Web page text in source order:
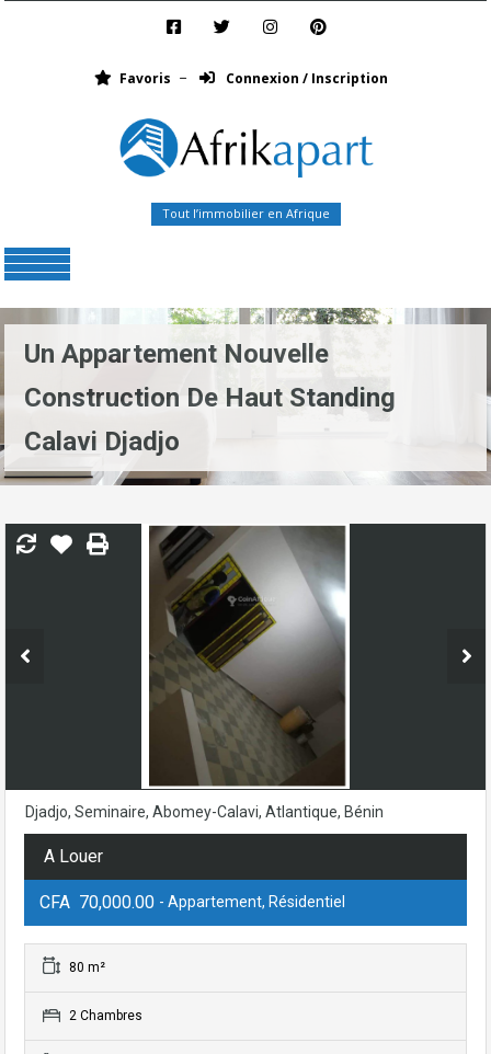
Favoris Connexion / Inscription
Tout l’immobilier en Afrique
Un Appartement Nouvelle
Construction De Haut Standing
Calavi Djadjo
Djadjo, Seminaire, Abomey-Calavi, Atlantique, Bénin
A Louer
CFA 70,000.00 - Appartement, Résidentiel
80 m²
2 Chambres